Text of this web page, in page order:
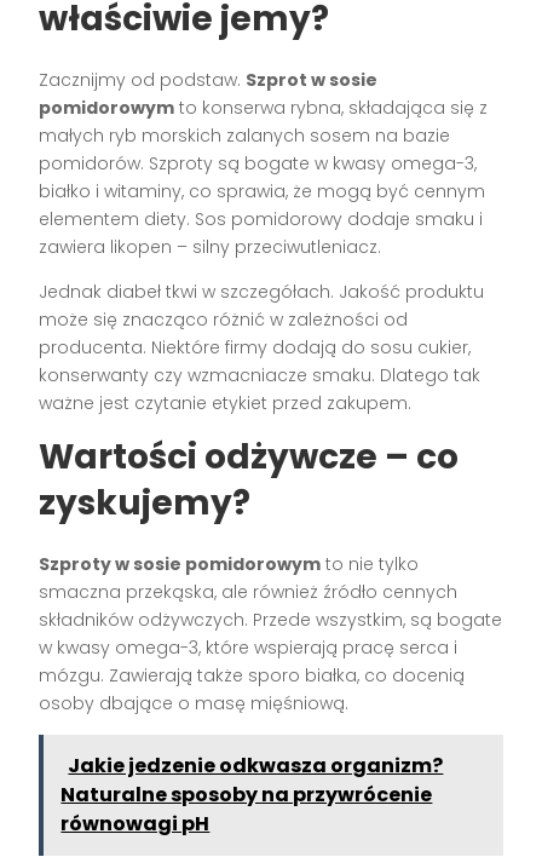
właściwie jemy?
Zacznijmy od podstaw. Szprot w sosie
pomidorowym to konserwa rybna, składająca się z
małych ryb morskich zalanych sosem na bazie
pomidorów. Szproty są bogate w kwasy omega-3,
białko i witaminy, co sprawia, że mogą być cennym
elementem diety. Sos pomidorowy dodaje smaku i
zawiera likopen – silny przeciwutleniacz.
Jednak diabeł tkwi w szczegółach. Jakość produktu
może się znacząco różnić w zależności od
producenta. Niektóre firmy dodają do sosu cukier,
konserwanty czy wzmacniacze smaku. Dlatego tak
ważne jest czytanie etykiet przed zakupem.
Wartości odżywcze – co
zyskujemy?
Szproty w sosie pomidorowym to nie tylko
smaczna przekąska, ale również źródło cennych
składników odżywczych. Przede wszystkim, są bogate
w kwasy omega-3, które wspierają pracę serca i
mózgu. Zawierają także sporo białka, co docenią
osoby dbające o masę mięśniową.
Jakie jedzenie odkwasza organizm?
Naturalne sposoby na przywrócenie
równowagi pH